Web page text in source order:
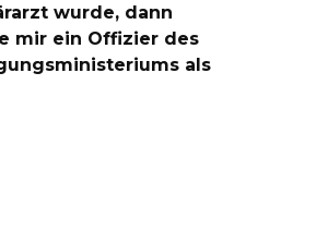
wurde, dann
mir ein Offizier des
als